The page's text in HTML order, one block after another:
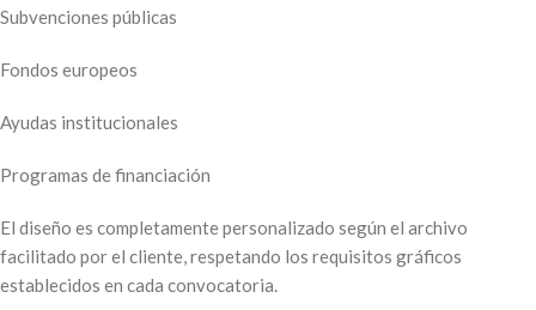
Subvenciones públicas
Fondos europeos
Ayudas institucionales
Programas de financiación
El diseño es completamente personalizado según el archivo
facilitado por el cliente, respetando los requisitos gráficos
establecidos en cada convocatoria.